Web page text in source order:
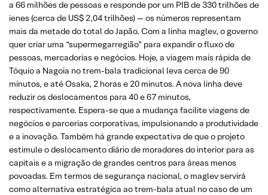
a 66 milhões de pessoas e responde por um PIB de 330 trilhões de
ienes (cerca de US$ 2,04 trilhões) — os números representam
mais da metade do total do Japão. Com a linha maglev, o governo
quer criar uma “supermegarregião” para expandir o fluxo de
pessoas, mercadorias e negócios. Hoje, a viagem mais rápida de
Tóquio a Nagoia no trem-bala tradicional leva cerca de 90
minutos, e até Osaka, 2 horas e 20 minutos. A nova linha deve
reduzir os deslocamentos para 40 e 67 minutos,
respectivamente. Espera-se que a mudança facilite viagens de
negócios e parcerias corporativas, impulsionando a produtividade
e a inovação. Também há grande expectativa de que o projeto
estimule o deslocamento diário de moradores do interior para as
capitais e a migração de grandes centros para áreas menos
povoadas. Em termos de segurança nacional, o maglev servirá
como alternativa estratégica ao trem-bala atual no caso de um